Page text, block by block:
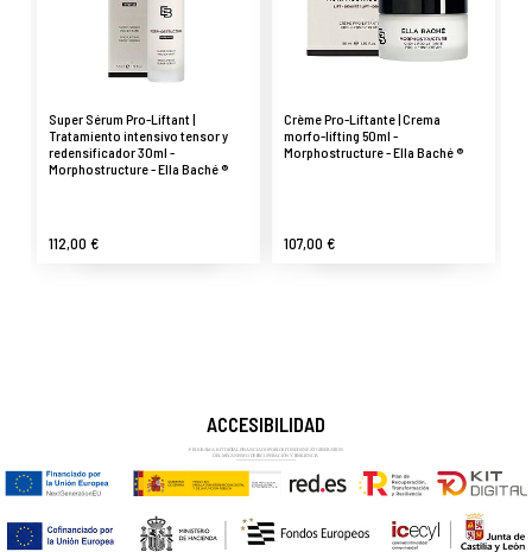
Super Sérum Pro-Liftant |
Tratamiento intensivo tensor y
redensificador 30ml -
Morphostructure - Ella Baché ®
112,00 €
Crème Pro-Liftante | Crema
morfo-lifting 50ml -
Morphostructure - Ella Baché ®
107,00 €
ACCESIBILIDAD